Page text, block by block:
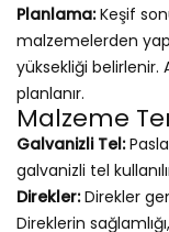
Planlama:Keşif
malzemelerden
yüksekliği belirlenir.
planlanır.
Malzeme
Galvanizli Tel:
galvanizli tel
Direkler:Direkler
Direklerin